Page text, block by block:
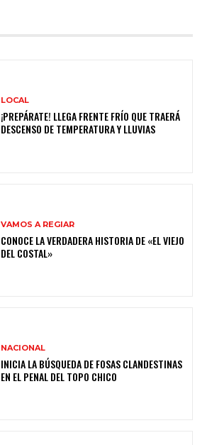
LOCAL
¡PREPÁRATE! LLEGA FRENTE FRÍO QUE TRAERÁ
DESCENSO DE TEMPERATURA Y LLUVIAS
VAMOS A REGIAR
CONOCE LA VERDADERA HISTORIA DE «EL VIEJO
DEL COSTAL»
NACIONAL
INICIA LA BÚSQUEDA DE FOSAS CLANDESTINAS
EN EL PENAL DEL TOPO CHICO